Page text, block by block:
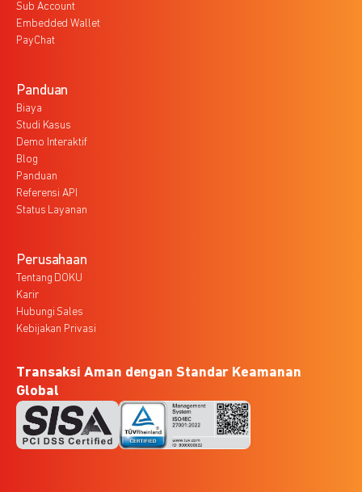
Sub Account
Embedded Wallet
PayChat
Panduan
Biaya
Studi Kasus
Demo Interaktif
Blog
Panduan
Referensi API
Status Layanan
Perusahaan
Tentang DOKU
Karir
Hubungi Sales
Kebijakan Privasi
Transaksi Aman dengan Standar Keamanan
Global